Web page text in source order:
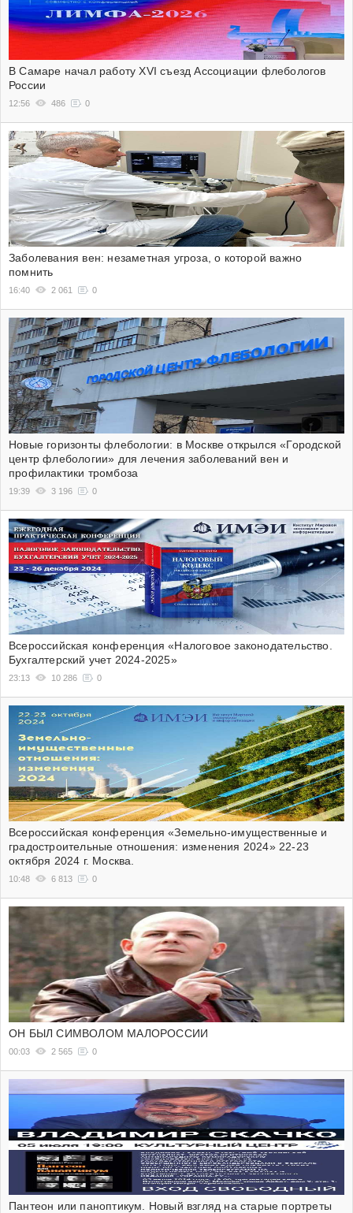
В Самаре начал работу XVI съезд Ассоциации флебологов
России
12:56 486 0
Заболевания вен: незаметная угроза, о которой важно
помнить
16:40 2 061 0
Новые горизонты флебологии: в Москве открылся «Городской
центр флебологии» для лечения заболеваний вен и
профилактики тромбоза
19:39 3 196 0
Всероссийская конференция «Налоговое законодательство.
Бухгалтерский учет 2024-2025»
23:13 10 286 0
Всероссийская конференция «Земельно-имущественные и
градостроительные отношения: изменения 2024» 22-23
октября 2024 г. Москва.
10:48 6 813 0
ОН БЫЛ СИМВОЛОМ МАЛОРОССИИ
00:03 2 565 0
Пантеон или паноптикум. Новый взгляд на старые портреты